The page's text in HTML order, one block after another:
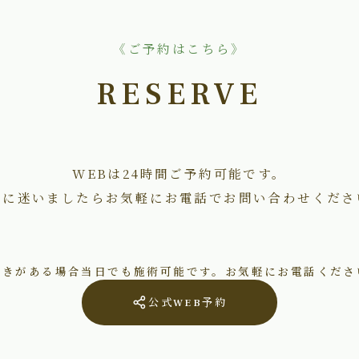
《ご予約はこちら》
RESERVE
WEBは24時間ご予約可能です。
迷いましたらお気軽にお電話でお問い合わせくださ
がある場合当日でも施術可能です。お気軽にお電話くださ
公式WEB予約